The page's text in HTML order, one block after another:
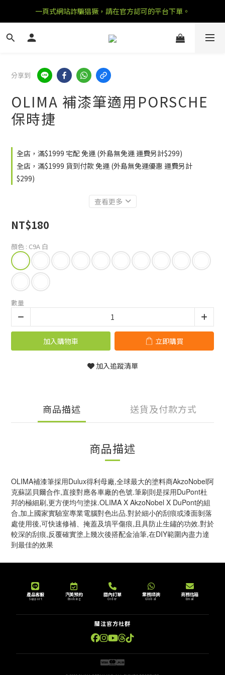
一頁式網站詐騙猖獗，請在官方認可的平台下單。
分享到
OLIMA 補漆筆適用PORSCHE
保時捷
全店，滿$1999 宅配 免運 (外島無免運 運費另計$299)
全店，滿$1999 貨到付款 免運 (外島無免運優惠 運費另計
$299)
查看更多
NT$180
顏色 : C9A 白
數量
加入購物車 立即購買
加入追蹤清單
商品描述 送貨及付款方式
商品描述
OLIMA補漆筆採用Dulux得利母廠,全球最大的塗料商AkzoNobel阿
克蘇諾貝爾合作,直接對應各車廠的色號.筆刷則是採用DuPont杜
邦的極細刷,更方便均勻塗抹.OLIMA X AkzoNobel X DuPont的組
合,加上國家實驗室專業電腦對色出品.對於細小的刮痕或漆面剝落
處使用後,可快速修補、掩蓋及填平傷痕,且具防止生鏽的功效.對於
較深的刮痕,反覆確實塗上幾次後搭配金油筆,在DIY範圍內盡力達
到最佳的效果
產品客服
Support
汽美預約
Booking
國內訂單
Order
業務諮詢
Global
商務信箱
Email
關注官方社群